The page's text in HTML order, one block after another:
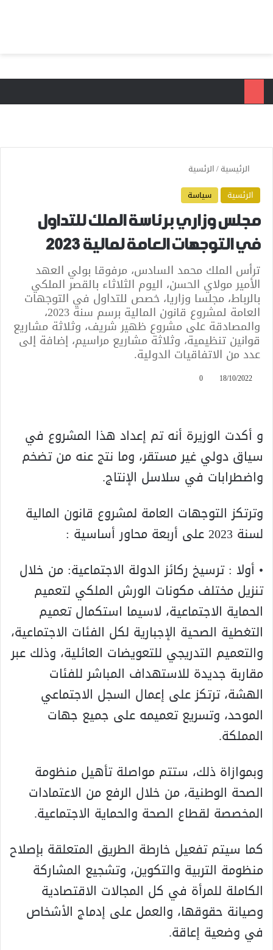
الرئيسية/الرئسية
الرئسية
سياسة
مجلس وزاري برئاسة الملك للتداول
في التوجهات العامة لمالية 2023
ترأس الملك محمد السادس، مرفوقا بولي العهد
الأمير مولاي الحسن، اليوم الثلاثاء بالقصر الملكي
بالرباط، مجلسا وزاريا، خصص للتداول في التوجهات
العامة لمشروع قانون المالية برسم سنة 2023،
والمصادقة على مشروع ظهير شريف، وثلاثة مشاريع
قوانين تنظيمية، وثلاثة مشاريع مراسيم، إضافة إلى
عدد من الاتفاقيات الدولية.
18/10/2022
0
و أكدت الوزيرة أنه تم إعداد هذا المشروع في
سياق دولي غير مستقر، وما نتج عنه من تضخم
واضطرابات في سلاسل الإنتاج.
وترتكز التوجهات العامة لمشروع قانون المالية
لسنة 2023 على أربعة محاور أساسية :
• أولا : ترسيخ ركائز الدولة الاجتماعية: من خلال
تنزيل مختلف مكونات الورش الملكي لتعميم
الحماية الاجتماعية، لاسيما استكمال تعميم
التغطية الصحية الإجبارية لكل الفئات الاجتماعية،
والتعميم التدريجي للتعويضات العائلية، وذلك عبر
مقاربة جديدة للاستهداف المباشر للفئات
الهشة، ترتكز على إعمال السجل الاجتماعي
الموحد، وتسريع تعميمه على جميع جهات
المملكة.
وبموازاة ذلك، ستتم مواصلة تأهيل منظومة
الصحة الوطنية، من خلال الرفع من الاعتمادات
المخصصة لقطاع الصحة والحماية الاجتماعية.
كما سيتم تفعيل خارطة الطريق المتعلقة بإصلاح
منظومة التربية والتكوين، وتشجيع المشاركة
الكاملة للمرأة في كل المجالات الاقتصادية
وصيانة حقوقها، والعمل على إدماج الأشخاص
في وضعية إعاقة.